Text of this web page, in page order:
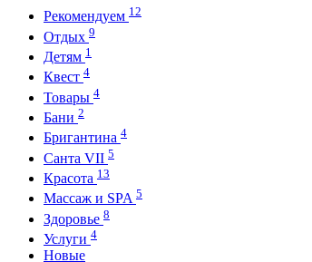
Рекомендуем 12
Отдых 9
Детям 1
Квест 4
Товары 4
Бани 2
Бригантина 4
Санта VII 5
Красота 13
Массаж и SPA 5
Здоровье 8
Услуги 4
Новые